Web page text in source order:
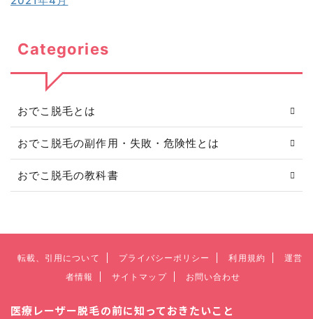
Categories
おでこ脱毛とは
おでこ脱毛の副作用・失敗・危険性とは
おでこ脱毛の教科書
転載、引用について プライバシーポリシー 利用規約
運営
者情報
サイトマップ お問い合わせ
医療レーザー脱毛の前に知っておきたいこと